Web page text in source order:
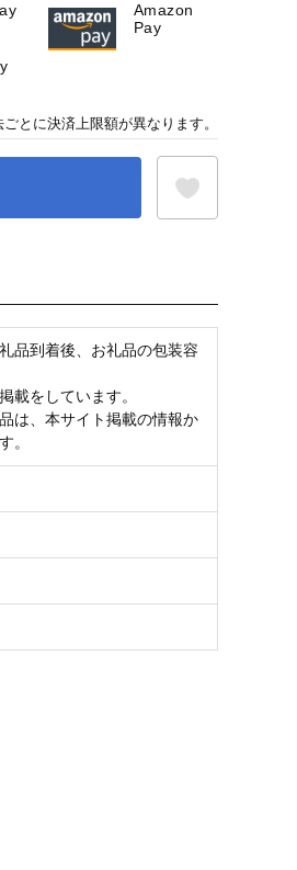
品到着後、お礼品の包装容
載をしています。
は、本サイト掲載の情報か
。
Amazon
Pay
とに決済上限額が異なります。